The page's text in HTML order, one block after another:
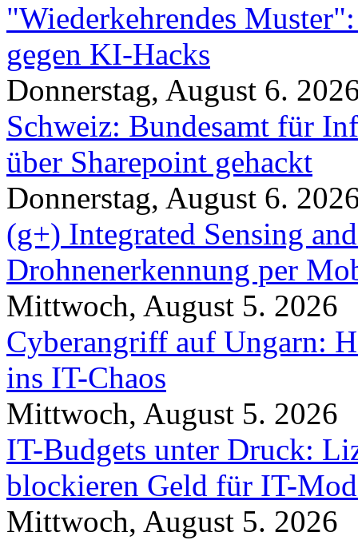
"Wiederkehrendes
gegen KI-Hacks
Donnerstag, August 6.
Schweiz: Bundesamt für
über Sharepoint gehackt
Donnerstag, August 6.
(g+) Integrated Sensing
Drohnenerkennung per
Mittwoch, August 5. 2026
Cyberangriff auf Ungarn:
ins IT-Chaos
Mittwoch, August 5. 2026
IT-Budgets unter Druck:
blockieren Geld für IT-
Mittwoch, August 5. 2026